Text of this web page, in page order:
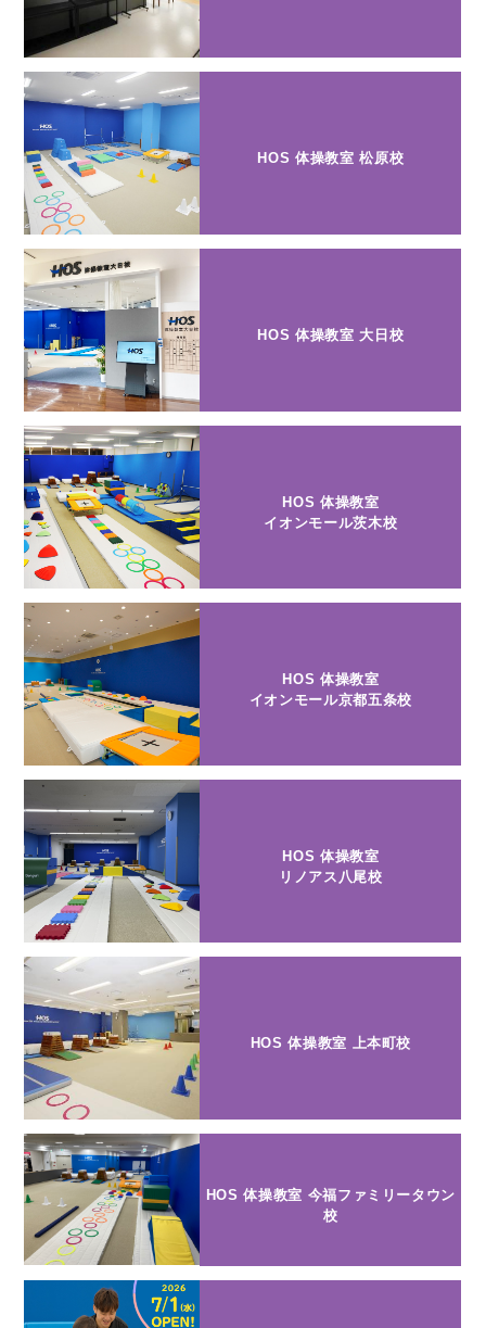
HOS 体操教室 松原校
HOS 体操教室 大日校
HOS 体操教室
イオンモール茨木校
HOS 体操教室
イオンモール京都五条校
HOS 体操教室
リノアス八尾校
HOS 体操教室 上本町校
HOS 体操教室 今福ファミリータウン
校